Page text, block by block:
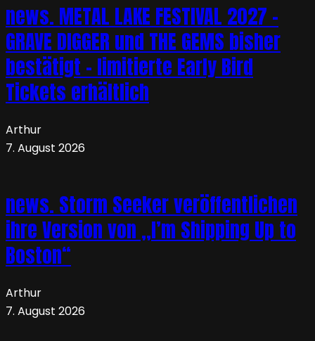
news. METAL LAKE FESTIVAL 2027 –
GRAVE DIGGER und THE GEMS bisher
bestätigt – limitierte Early Bird
Tickets erhältlich
Arthur
7. August 2026
news. Storm Seeker veröffentlichen
ihre Version von „I’m Shipping Up to
Boston“
Arthur
7. August 2026